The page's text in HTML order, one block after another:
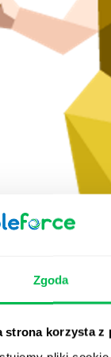
Zgoda
strona korzysta z